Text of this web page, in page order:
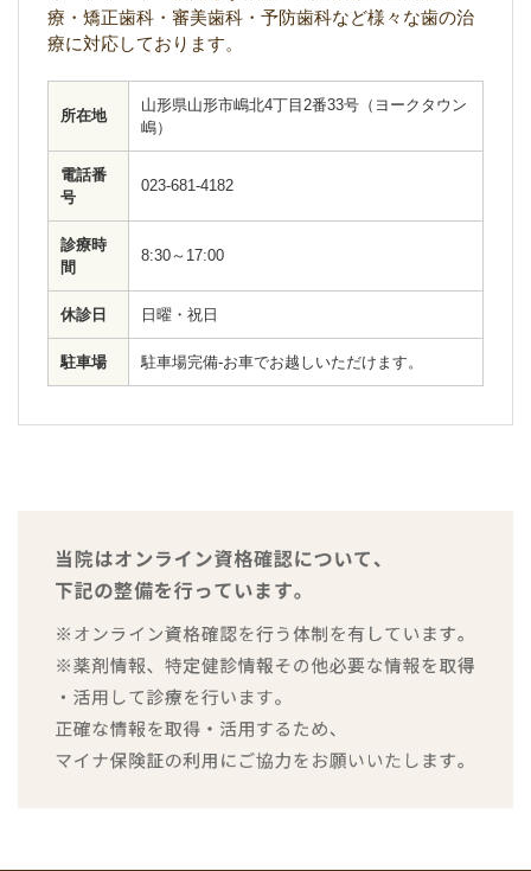
療・矯正歯科・審美歯科・予防歯科など様々な歯の治
療に対応しております。
所在地
山形県山形市嶋北4丁目2番33号（ヨークタウン
嶋）
電話番
号
023-681-4182
診療時
間
8:30～17:00
休診日 日曜・祝日
駐車場 駐車場完備-お車でお越しいただけます。